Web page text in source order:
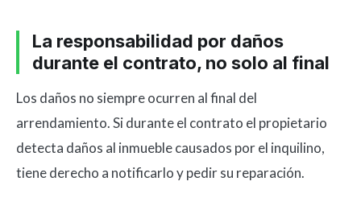
La responsabilidad por daños
durante el contrato, no solo al final
Los daños no siempre ocurren al final del
arrendamiento. Si durante el contrato el propietario
detecta daños al inmueble causados por el inquilino,
tiene derecho a notificarlo y pedir su reparación.